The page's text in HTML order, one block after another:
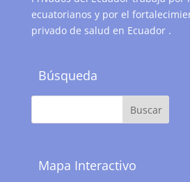
ecuatorianos y por el
privado de salud en Ecuador .
Búsqueda
Mapa Interactivo